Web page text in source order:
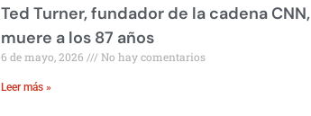
Ted Turner, fundador de la cadena CNN,
muere a los 87 años
6 de mayo, 2026 No hay comentarios
Leer más »